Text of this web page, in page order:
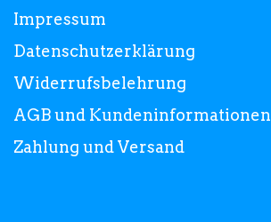
Impressum
Datenschutzerklärung
Widerrufsbelehrung
AGB und Kundeninformationen
Zahlung und Versand